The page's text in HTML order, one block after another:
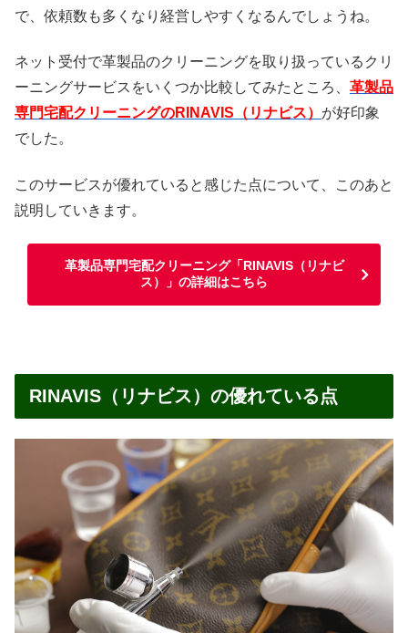
で、依頼数も多くなり経営しやすくなるんでしょうね。
ネット受付で革製品のクリーニングを取り扱っているクリ
ーニングサービスをいくつか比較してみたところ、 革製品
専門宅配クリーニングのRINAVIS（リナビス） が好印象
でした。
このサービスが優れていると感じた点について、このあと
説明していきます。
革製品専門宅配クリーニング「RINAVIS（リナビ
ス）」の詳細はこちら
RINAVIS（リナビス）の優れている点